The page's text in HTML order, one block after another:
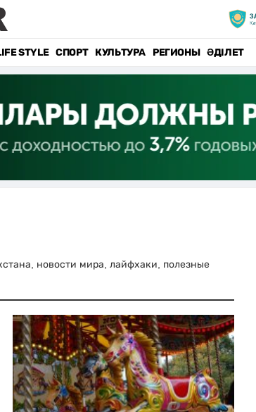
STYLE СПОРТ КУЛЬТУРА РЕГИОНЫ ӘДІЛЕТ
новости мира, лайфхаки, полезные